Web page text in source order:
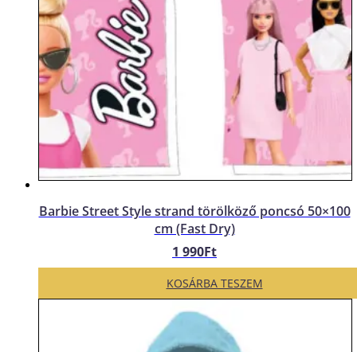
Barbie Street Style strand törölköző poncsó 50×100
cm (Fast Dry)
1 990Ft
KOSÁRBA TESZEM